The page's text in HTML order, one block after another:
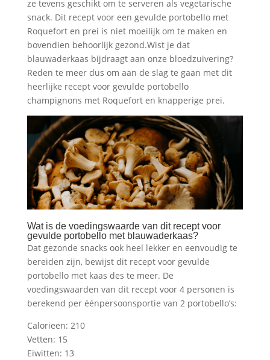
ze tevens geschikt om te serveren als vegetarische
snack. Dit recept voor een gevulde portobello met
Roquefort en prei is niet moeilijk om te maken en
bovendien behoorlijk gezond.Wist je dat
blauwaderkaas bijdraagt aan onze bloedzuivering?
Reden te meer dus om aan de slag te gaan met dit
heerlijke recept voor gevulde portobello
champignons met Roquefort en knapperige prei.
Wat is de voedingswaarde van dit recept voor
gevulde portobello met blauwaderkaas?
Dat gezonde snacks ook heel lekker en eenvoudig te
bereiden zijn, bewijst dit recept voor gevulde
portobello met kaas des te meer. De
voedingswaarden van dit recept voor 4 personen is
berekend per éénpersoonsportie van 2 portobello’s:
Calorieën: 210
Vetten: 15
Eiwitten: 13